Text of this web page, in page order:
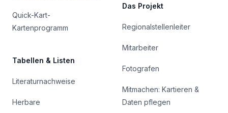
Quick-Kart-
Kartenprogramm
Tabellen & Listen
Literaturnachweise
Herbare
Das Projekt
Regionalstellenleiter
Mitarbeiter
Fotografen
Mitmachen: Kartieren &
Daten pflegen